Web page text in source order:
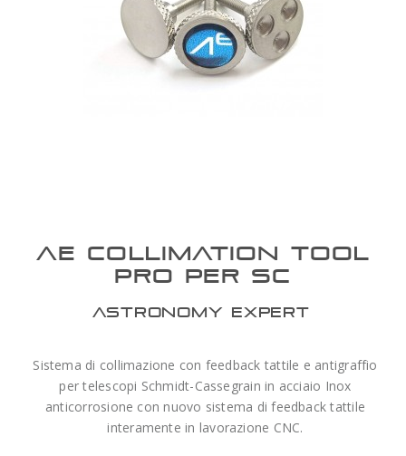
AE COLLIMATION TOOL
PRO PER SC
ASTRONOMY EXPERT
Sistema di collimazione con feedback tattile e antigraffio
per telescopi Schmidt-Cassegrain in acciaio Inox
anticorrosione con nuovo sistema di feedback tattile
interamente in lavorazione CNC.